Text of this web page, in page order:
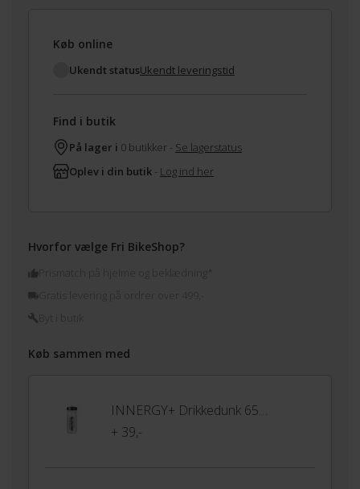
Køb online
Ukendt statusUkendt leveringstid
Find i butik
På lager i 0 butikker - Se lagerstatus
Oplev i din butik - Log ind her
Hvorfor vælge Fri BikeShop?
Prismatch på hjelme og beklædning*
Køb sammen med
INNERGY+ Drikkedunk 650ml
+ 39,-